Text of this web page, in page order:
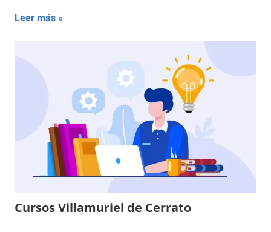
Leer más
Cursos Villamuriel de Cerrato